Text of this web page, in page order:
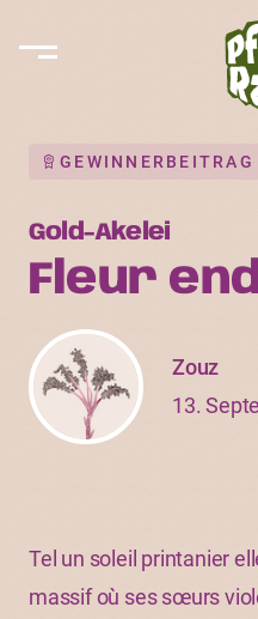
GEWINNERBEITRAG
Gold-Akelei
Fleur
Zouz
13.
Tel un soleil printanier
massif où ses sœurs